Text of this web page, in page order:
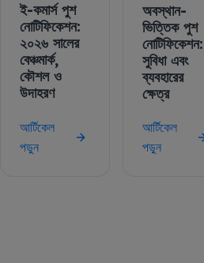
ই-কমার্স পুশ
নোটিফিকেশন:
২০২৬ সালের
বেঞ্চমার্ক,
কৌশল ও
উদাহরণ
আর্টিকেল
পড়ুন
অবস্থান-
ভিত্তিক পুশ
নোটিফিকেশন:
সুবিধা এবং
ব্যবহারের
ক্ষেত্র
আর্টিকেল
পড়ুন